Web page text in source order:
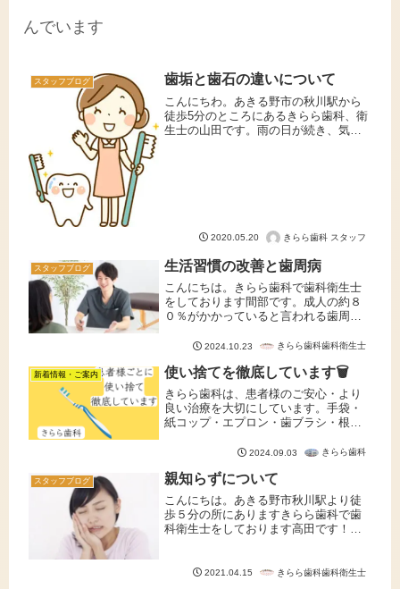
んでいます
スタッフブログ 歯垢と歯石の違いについて
こんにちわ。あきる野市の秋川駅から
徒歩5分のところにあるきらら歯科、衛
生士の山田です。雨の日が続き、気温
2020.05.20 きらら歯科 スタッフ
スタッフブログ 生活習慣の改善と歯周病
こんにちは。きらら歯科で歯科衛生士
をしております間部です。成人の約８
０％がかかっていると言われる歯周
科医院でのクリーニングはよく知られ
周病の予防、改善の為にできる生活習
慣の...
2024.10.23 きらら歯科歯科衛生士
新着情報・ご案内 使い捨てを徹底しています🗑️
きらら歯科は、患者様のご安心・より
良い治療を大切にしています。手袋・
紙コップ・エプロン・歯ブラシ・根の
料・自由診療共に使い捨てをしていま
円の材料ですが、患者様によ...
2024.09.03 きらら歯科
スタッフブログ 親知らずについて
こんにちは。あきる野市秋川駅より徒
歩５分の所にありますきらら歯科で歯
科衛生士をしております高田です！突
生えてくることが多く、上下左右４本
2021.04.15 きらら歯科歯科衛生士